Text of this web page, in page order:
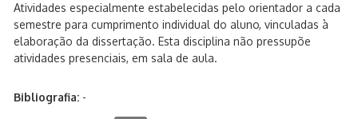
Atividades especialmente estabelecidas pelo orientador a cada
semestre para cumprimento individual do aluno, vinculadas à
elaboração da dissertação. Esta disciplina não pressupõe
atividades presenciais, em sala de aula.
Bibliografia: -